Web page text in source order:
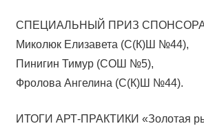
СПЕЦИАЛЬНЫЙ ПРИЗ
Миколюк Елизавета (С(К)Ш №44),
Пинигин Тимур (СОШ №5),
Фролова Ангелина (С(К)Ш №44).
ИТОГИ АРТ-ПРАКТИКИ «Золотая